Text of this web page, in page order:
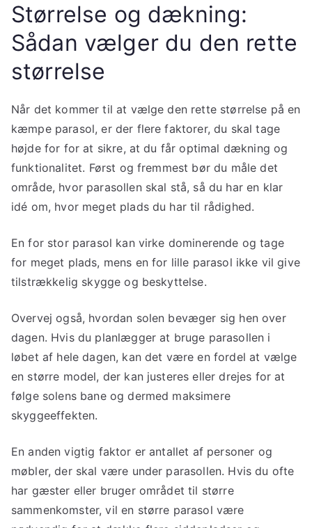
Størrelse og dækning:
Sådan vælger du den rette
størrelse
Når det kommer til at vælge den rette størrelse på en
kæmpe parasol, er der flere faktorer, du skal tage
højde for for at sikre, at du får optimal dækning og
funktionalitet. Først og fremmest bør du måle det
område, hvor parasollen skal stå, så du har en klar
idé om, hvor meget plads du har til rådighed.
En for stor parasol kan virke dominerende og tage
for meget plads, mens en for lille parasol ikke vil give
tilstrækkelig skygge og beskyttelse.
Overvej også, hvordan solen bevæger sig hen over
dagen. Hvis du planlægger at bruge parasollen i
løbet af hele dagen, kan det være en fordel at vælge
en større model, der kan justeres eller drejes for at
følge solens bane og dermed maksimere
skyggeeffekten.
En anden vigtig faktor er antallet af personer og
møbler, der skal være under parasollen. Hvis du ofte
har gæster eller bruger området til større
sammenkomster, vil en større parasol være